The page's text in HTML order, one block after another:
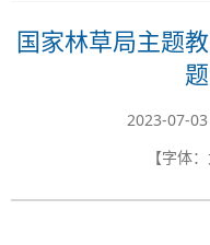
国家林草局主题
2023-07-
【字体：